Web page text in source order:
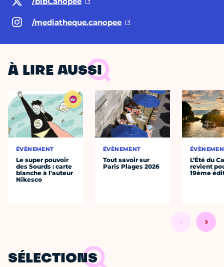
/mediatheque.canopee
À LIRE AUSSI
ÉVÈNEMENT
Le super pouvoir
des Sourds : carte
blanche à l'auteur
Nikesco
ÉVÈNEMENT
Tout savoir sur
Paris Plages 2026
L’Été du
revient
19ème
SÉLECTIONS